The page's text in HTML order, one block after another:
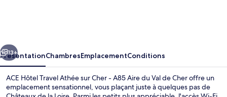
sur
Cher
Suivant
13+
PrésentationChambresEmplacementConditions
ACE Hôtel Travel Athée sur Cher - A85 Aire du Val de Cher offre un
emplacement sensationnel, vous plaçant juste à quelques pas de